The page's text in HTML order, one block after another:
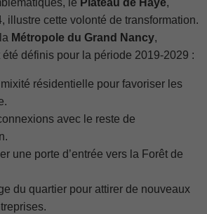
le Plateau de Haye,
illustre cette volonté de transformation.
Métropole du Grand Nancy,
définis pour la période 2019-2029 :
résidentielle pour favoriser les
avec le reste de
une porte d’entrée vers la Forêt de
du quartier pour attirer de nouveaux